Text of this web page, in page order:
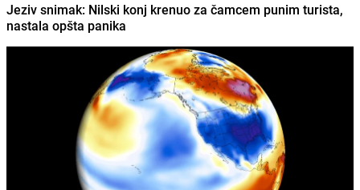
Jeziv snimak: Nilski konj krenuo za čamcem punim turista,
nastala opšta panika